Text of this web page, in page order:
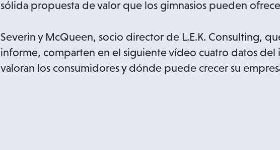
sólida propuesta de valor que los gimnasios pueden
Severin y McQueen, socio director de L.E.K. Consulting,
informe, comparten en el siguiente vídeo cuatro datos
valoran los consumidores y dónde puede crecer su